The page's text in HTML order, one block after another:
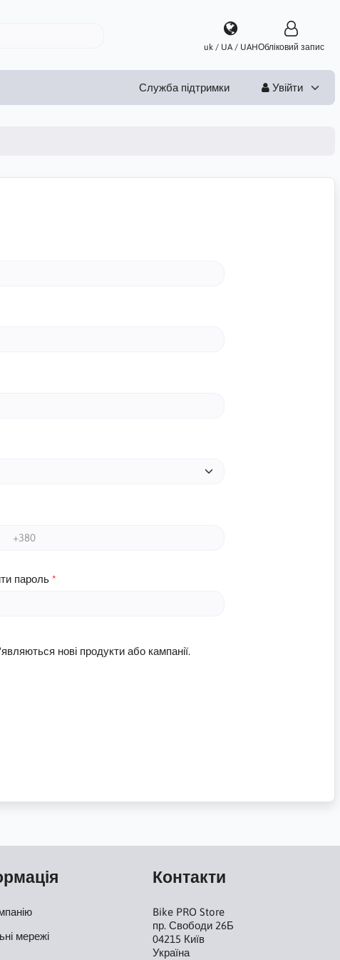
uk / UA / UAHОбліковий запис
Служба підтримки Увійти
пароль
нові продукти або кампанії.
мережі
Контакти
Bike PRO Store
пр. Свободи 26Б
04215 Київ
Україна